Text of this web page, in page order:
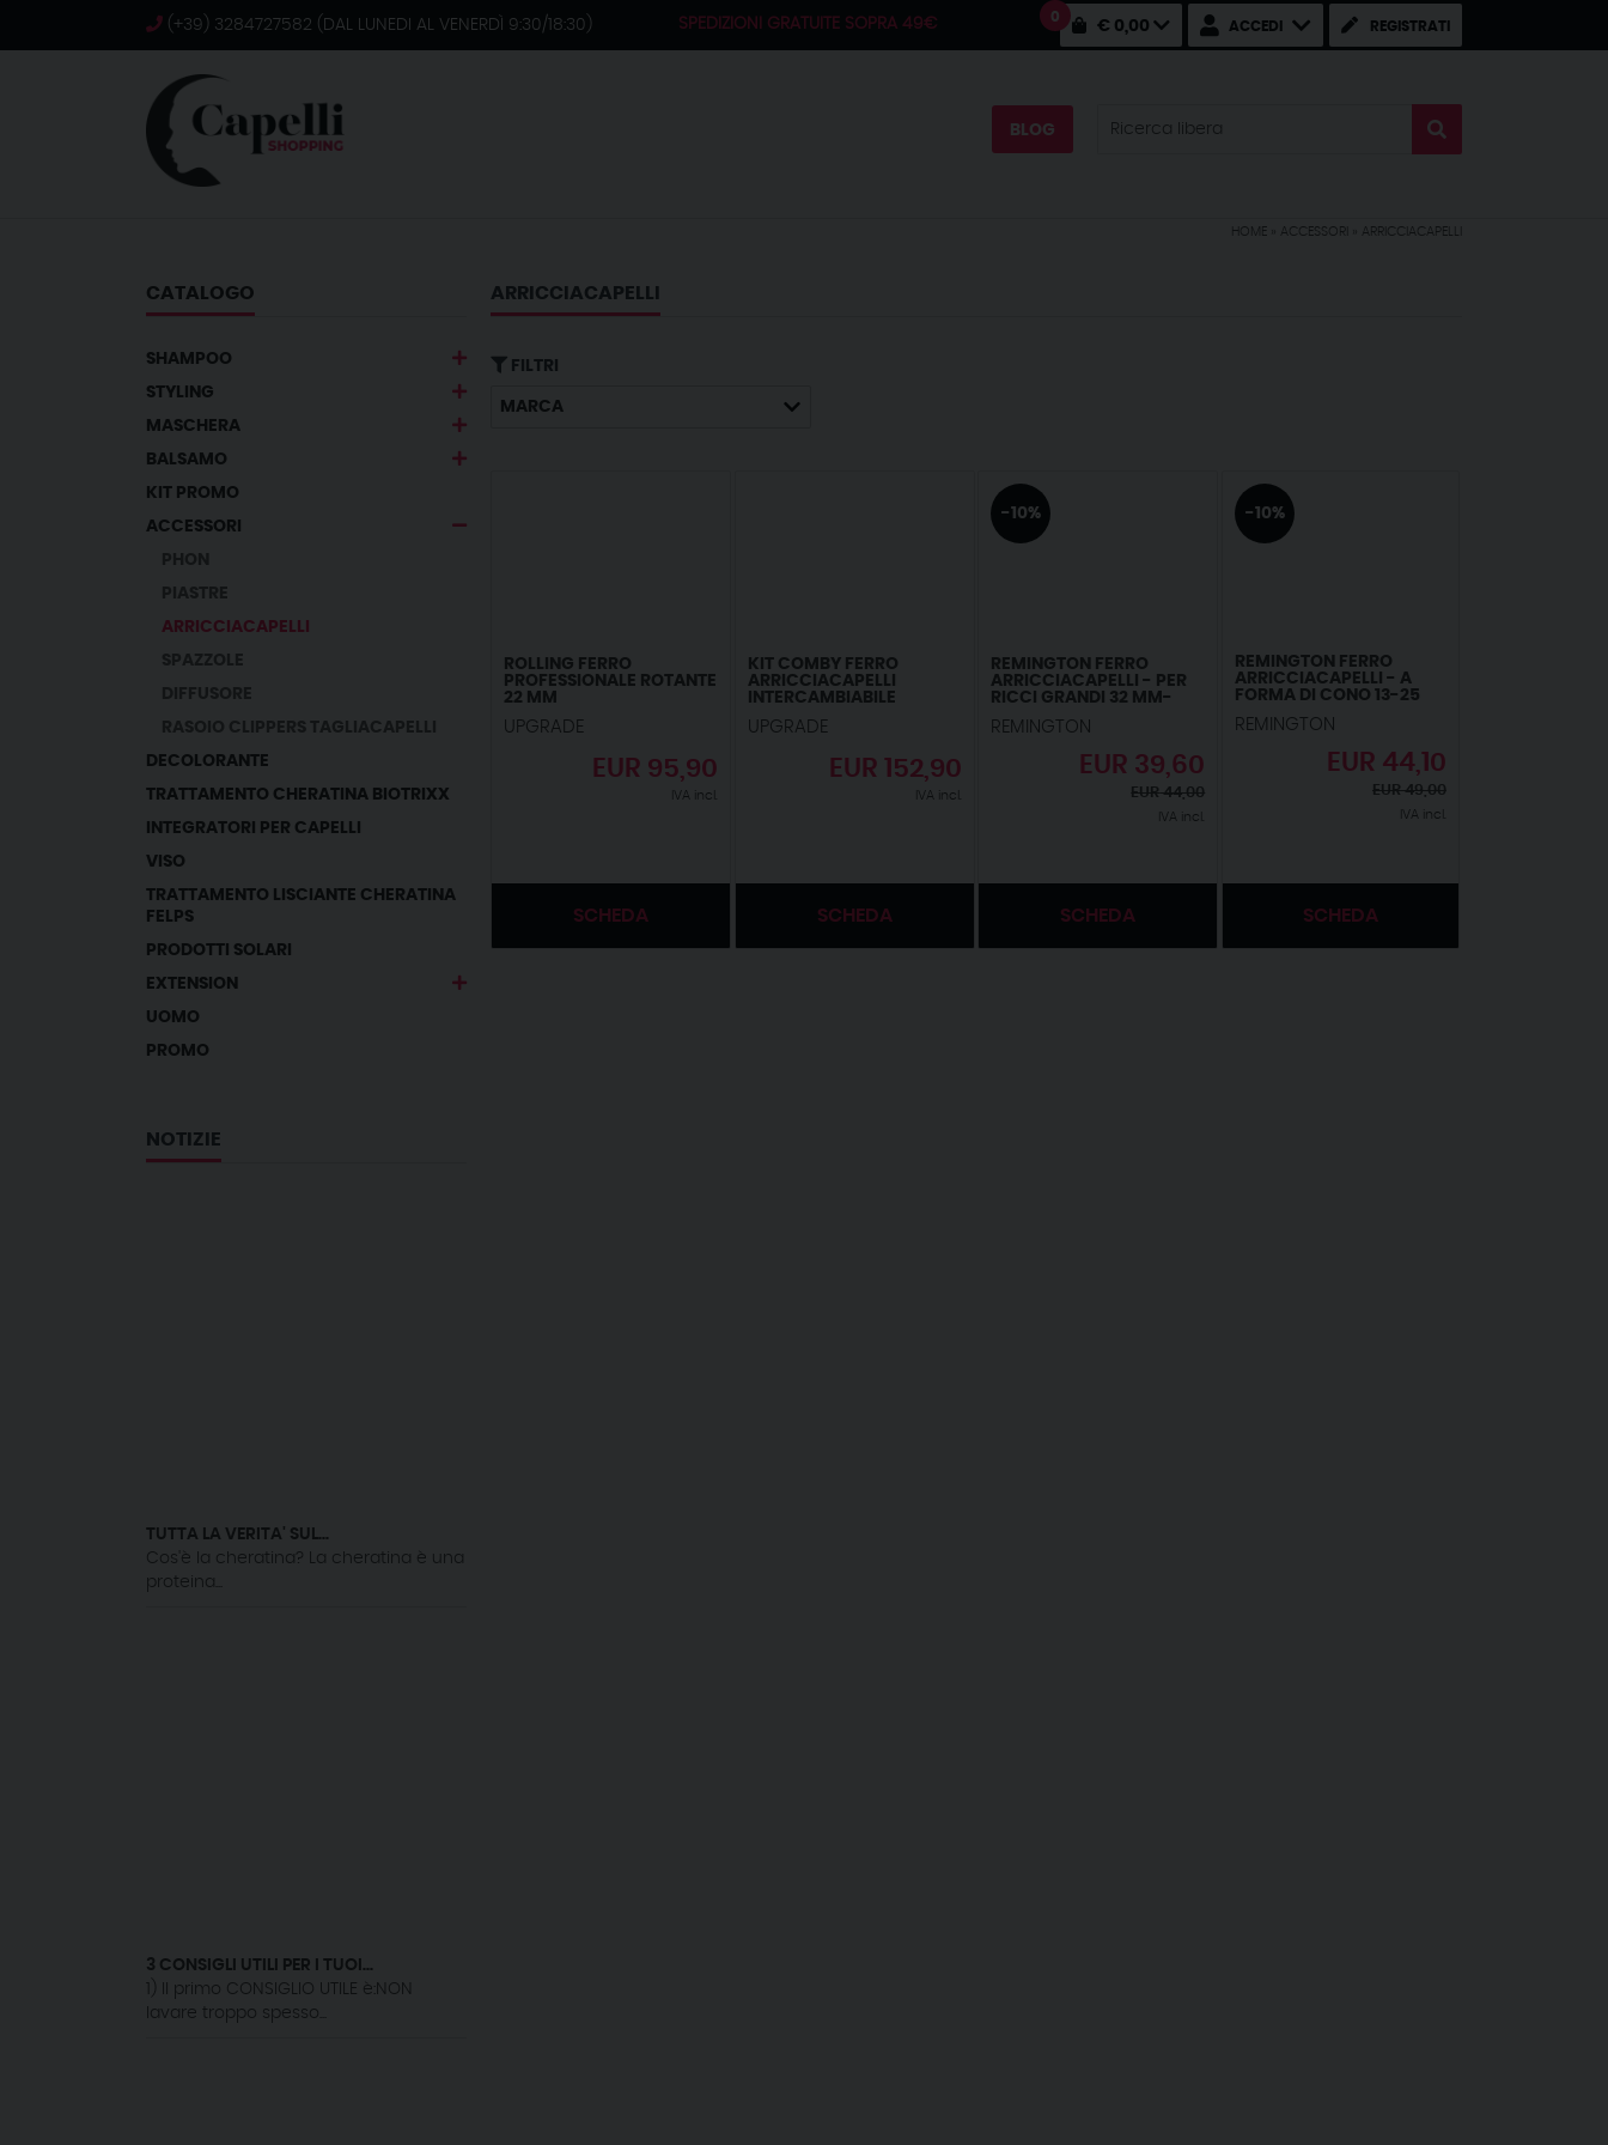
(+39) 3284727582 (DAL LUNEDI AL VENERDÌ 9:30/18:30) SPEDIZIONI GRATUITE SOPRA 49€ REGISTRATI
ACCEDI
0
€ 0,00
BLOG
HOME ACCESSORI ARRICCIACAPELLI
CATALOGO
SHAMPOO
STYLING
MASCHERA
BALSAMO
KIT PROMO
ACCESSORI
ARRICCIACAPELLI
DECOLORANTE
TRATTAMENTO CHERATINA BIOTRIXX
INTEGRATORI PER CAPELLI
VISO
TRATTAMENTO LISCIANTE CHERATINA
FELPS
PRODOTTI SOLARI
EXTENSION
UOMO
PROMO
NOTIZIE
TUTTA LA VERITA' SUL...
Cos'è la cheratina? La cheratina è una
proteina...
3 CONSIGLI UTILI PER I TUOI...
1) Il primo CONSIGLIO UTILE è:NON
lavare troppo spesso...
ARRICCIACAPELLI
FILTRI
MARCA
ROLLING FERRO
PROFESSIONALE ROTANTE
22 MM
UPGRADE
EUR 95,90
IVA incl.
SCHEDA
KIT COMBY FERRO
ARRICCIACAPELLI
INTERCAMBIABILE
UPGRADE
EUR 152,90
IVA incl.
SCHEDA
-10%
REMINGTON FERRO
ARRICCIACAPELLI - PER
RICCI GRANDI 32 MM-
RIVESTIMENTO IN
PERLE; DISPLAY LCD 130-
210°C, GUANTO TERMICO,
ONDE DELICATE PER
CAPELLI FORTI, CI9533
REMINGTON
EUR 39,60
EUR44,00
IVA incl.
SCHEDA
-10%
REMINGTON FERRO
ARRICCIACAPELLI - A
FORMA DI CONO 13-25
RIVESTIMENTO IN
PERLE; DISPLAY LCD 130-
210°C, GUANTO TERMICO,
RICCIOLI NATURALI E A
REMINGTON
EUR 44,10
EUR49,00
IVA incl.
SCHEDA